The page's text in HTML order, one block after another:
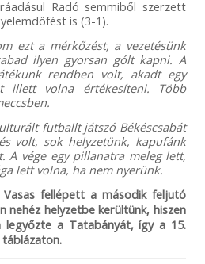
Radó semmiből szerzett
is (3-1).
ezt a mérkőzést, a vezetésünk
ilyen gyorsan gólt kapni. A
rendben volt, akadt egy
illett volna értékesíteni. Több
futballt játszó Békéscsabát
volt, sok helyzetünk, kapufánk
A vége egy pillanatra meleg lett,
lett volna, ha nem nyerünk.
Vasas fellépett a második feljutó
nehéz helyzetbe kerültünk, hiszen
legyőzte a Tatabányát, így a 15.
táblázaton.